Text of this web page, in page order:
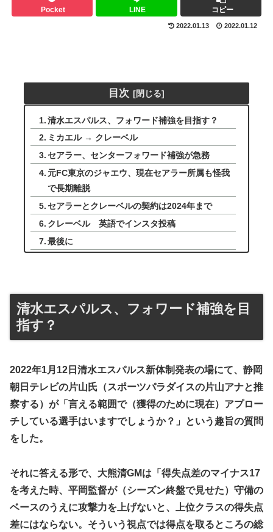
Pocket LINE コピー
2022.01.13 2022.01.12
目次
清水エスパルス、フォワード補強を目指す？
ミカエル → クレーベル
セアラー、センターフォワード補強が急務
元FC東京のジャエウ、現在セアラー所属も怪我
で長期離脱
セアラーとクレーベルの契約は2024年まで
クレーベル 英語でインスタ投稿
最後に
清水エスパルス、フォワード補強を目
指す？
2022年1月12日清水エスパルス新体制発表の場にて、静岡
朝日テレビの片山氏（スポーツパラダイスの片山アナと推
察する）が「言える範囲で（獲得のために現在）アプロー
チしている選手はいますでしょうか？」という趣旨の質問
をした。
それに答える形で、大熊清GMは「得失点差のマイナス17
を考えた時、平岡監督が（シーズン終盤で見せた）守備の
ベースのうえに攻撃力を上げないと、上位クラスの得失点
差にはならない。そういう視点では得点を取るところの総